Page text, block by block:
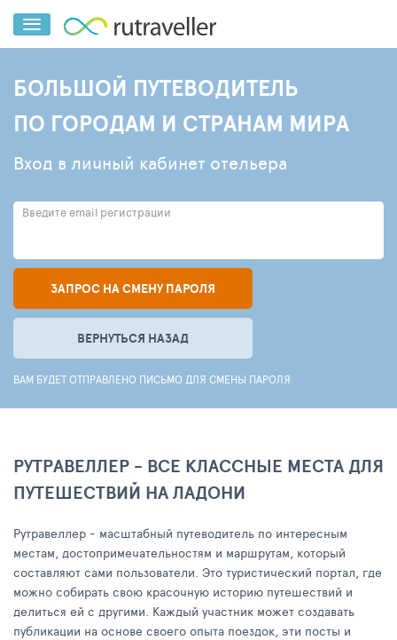
БОЛЬШОЙ ПУТЕВОДИТЕЛЬ
ПО ГОРОДАМ И СТРАНАМ МИРА
Вход в личный кабинет отельера
Введите email регистрации
ЗАПРОС НА СМЕНУ ПАРОЛЯ
ВЕРНУТЬСЯ НАЗАД
ВАМ БУДЕТ ОТПРАВЛЕНО ПИСЬМО ДЛЯ СМЕНЫ ПАРОЛЯ
РУТРАВЕЛЛЕР - ВСЕ КЛАССНЫЕ МЕСТА ДЛЯ
ПУТЕШЕСТВИЙ НА ЛАДОНИ
Рутравеллер - масштабный путеводитель по интересным
местам, достопримечательностям и маршрутам, который
составляют сами пользователи. Это туристический портал, где
можно собирать свою красочную историю путешествий и
делиться ей с другими. Каждый участник может создавать
публикации на основе своего опыта поездок, эти посты и